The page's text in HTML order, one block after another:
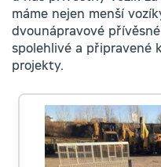
máme nejen menší
dvounápravové
spolehlivé a připravené
projekty.